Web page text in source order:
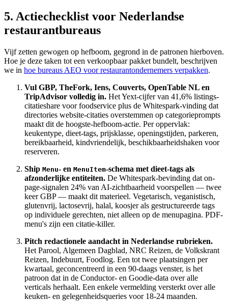
5. Actiechecklist voor Nederlandse
restaurantbureaus
Vijf zetten gewogen op hefboom, gegrond in de patronen hierboven.
Hoe je deze taken tot een verkoopbaar pakket bundelt, beschrijven
we in hoe bureaus AEO voor restaurantondernemers verpakken.
Vul GBP, TheFork, Iens, Couverts, OpenTable NL en
TripAdvisor volledig in. Het Yext-cijfer van 41,6% listings-
citatieshare voor foodservice plus de Whitespark-vinding dat
directories website-citaties overstemmen op categorieprompts
maakt dit de hoogste-hefboom-actie. Per oppervlak:
keukentype, dieet-tags, prijsklasse, openingstijden, parkeren,
bereikbaarheid, kindvriendelijk, beschikbaarheidshaken voor
reserveren.
Ship Menu- en MenuItem-schema met dieet-tags als
afzonderlijke entiteiten. De Whitespark-bevinding dat on-
page-signalen 24% van AI-zichtbaarheid voorspellen — twee
keer GBP — maakt dit materieel. Vegetarisch, veganistisch,
glutenvrij, lactosevrij, halal, koosjer als gestructureerde tags
op individuele gerechten, niet alleen op de menupagina. PDF-
menu's zijn een citatie-killer.
Pitch redactionele aandacht in Nederlandse rubrieken.
Het Parool, Algemeen Dagblad, NRC Reizen, de Volkskrant
Reizen, Indebuurt, Foodlog. Een tot twee plaatsingen per
kwartaal, geconcentreerd in een 90-daags venster, is het
patroon dat in de Conductor- en Goodie-data over alle
verticals herhaalt. Een enkele vermelding versterkt over alle
keuken- en gelegenheidsqueries voor 18-24 maanden.